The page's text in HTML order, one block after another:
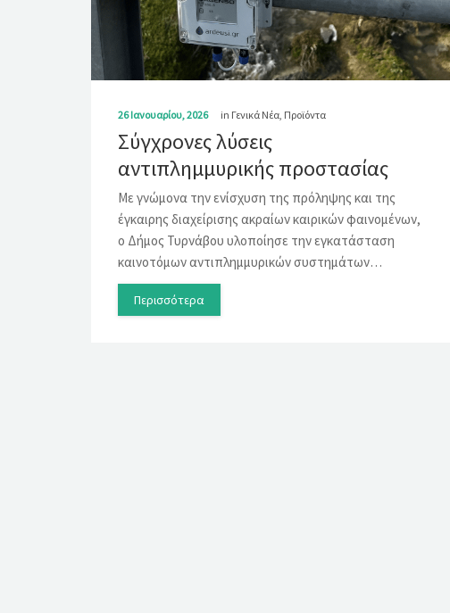
26 Ιανουαρίου, 2026 in Γενικά Νέα, Προϊόντα
Σύγχρονες λύσεις
αντιπλημμυρικής προστασίας
Με γνώμονα την ενίσχυση της πρόληψης και της
έγκαιρης διαχείρισης ακραίων καιρικών φαινομένων,
ο Δήμος Τυρνάβου υλοποίησε την εγκατάσταση
καινοτόμων αντιπλημμυρικών συστημάτων…
Περισσότερα